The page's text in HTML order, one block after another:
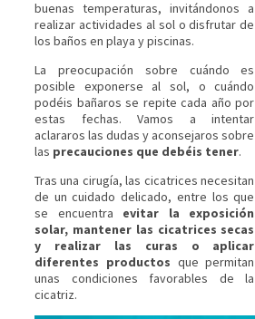
buenas temperaturas, invitándonos a
realizar actividades al sol o disfrutar de
los baños en playa y piscinas.
La preocupación sobre cuándo es
posible exponerse al sol, o cuándo
podéis bañaros se repite cada año por
estas fechas. Vamos a intentar
aclararos las dudas y aconsejaros sobre
las precauciones que debéis tener.
Tras una cirugía, las cicatrices necesitan
de un cuidado delicado, entre los que
se encuentra evitar la exposición
solar, mantener las cicatrices secas
y realizar las curas o aplicar
diferentes productos que permitan
unas condiciones favorables de la
cicatriz.